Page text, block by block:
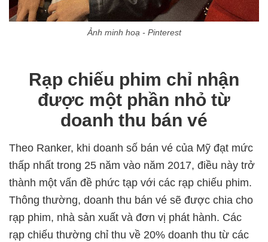
Ảnh minh hoạ - Pinterest
Rạp chiếu phim chỉ nhận
được một phần nhỏ từ
doanh thu bán vé
Theo Ranker, khi doanh số bán vé của Mỹ đạt mức
thấp nhất trong 25 năm vào năm 2017, điều này trở
thành một vấn đề phức tạp với các rạp chiếu phim.
Thông thường, doanh thu bán vé sẽ được chia cho
rạp phim, nhà sản xuất và đơn vị phát hành. Các
rạp chiếu thường chỉ thu về 20% doanh thu từ các